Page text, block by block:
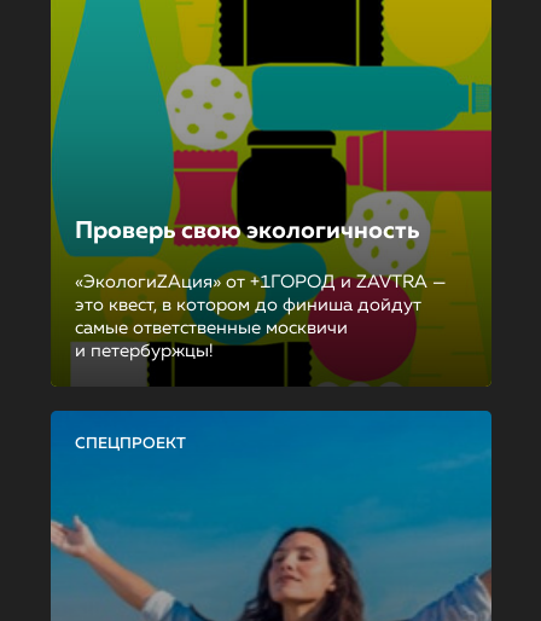
Проверь свою экологичность
«ЭкологиZAция» от +1ГОРОД и ZAVTRA —
это квест, в котором до финиша дойдут
самые ответственные москвичи
и петербуржцы!
СПЕЦПРОЕКТ